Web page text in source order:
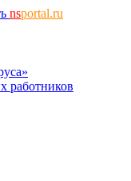
nsportal.ru
работников